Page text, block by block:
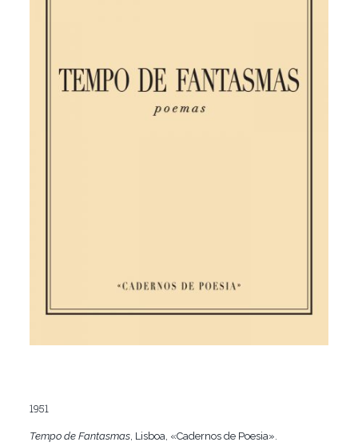
1951
Tempo de Fantasmas, Lisboa, «Cadernos de Poesia».